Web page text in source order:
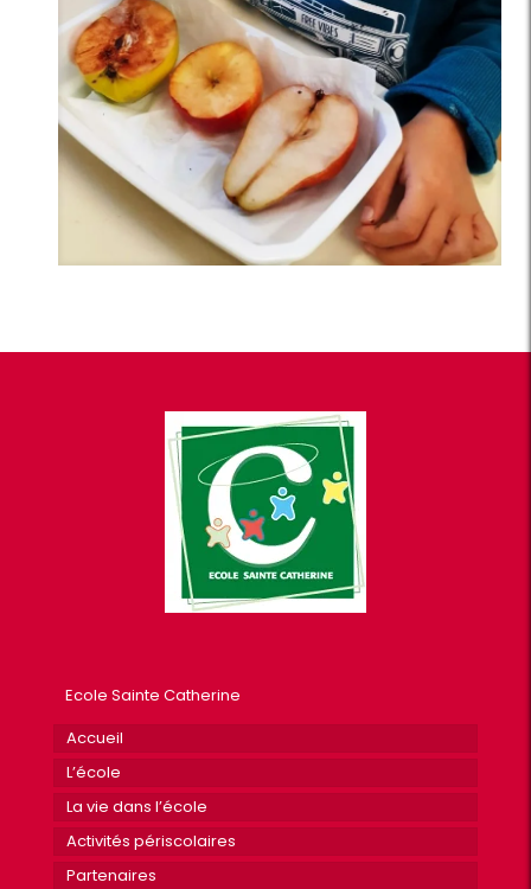
Ecole Sainte Catherine
Accueil
L’école
La vie dans l’école
Activités périscolaires
Partenaires